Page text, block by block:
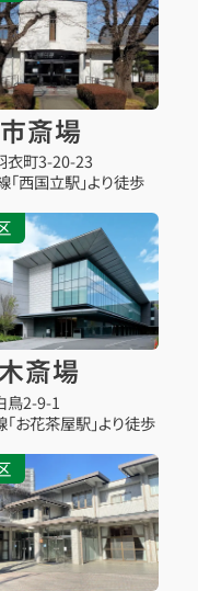
斎場
衣町3-20-23
「西国立駅」より徒歩
斎場
鳥2-9-1
お花茶屋駅」より徒歩